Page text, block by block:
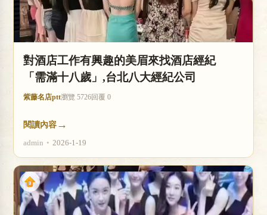
對酒店工作有興趣的美眉來找酒店經紀
「需滿十八歲」,台北八大經紀公司
紫藤名店ptt瀏覽 5726回覆 0
閱讀內容 →
admin • 2026-1-19